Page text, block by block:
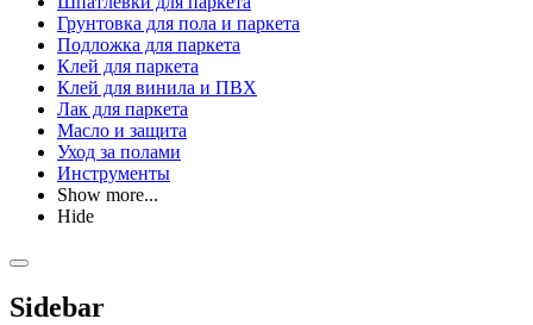
Грунтовка для пола и паркета
Подложка для паркета
Клей для паркета
Клей для винила и ПВХ
Лак для паркета
Масло и защита
Уход за полами
Инструменты
Show more...
Hide
Sidebar